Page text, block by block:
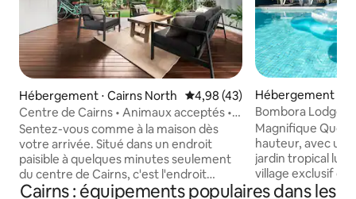
Hébergement ⋅ Cairns North Évaluation moyenne sur la
4,98 (43)
Centre de Cairns • Animaux acceptés •
Promenade jusqu'à l'Esplanade
Sentez-vous comme à la maison dès
votre arrivée. Situé dans un endroit
paisible à quelques minutes seulement
du centre de Cairns, c'est l'endroit
parfait pour se détendre tout en restant
Hébergement ⋅
Bombora Lodge -
Queenslander
Magnifique
hauteur, avec
jardin tropical
village exclusif
traditionnelle du
Cairns : équipements populaires dans les